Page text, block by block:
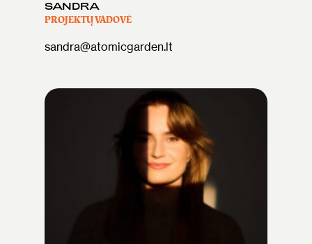
SANDRA
PROJEKTŲ VADOVĖ
sandra@atomicgarden.lt